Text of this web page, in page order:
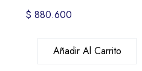
$ 880.600
Añadir Al Carrito